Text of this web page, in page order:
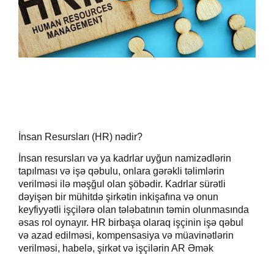
İnsan Resursları (HR) nədir?
İnsan resursları və ya kadrlar uyğun namizədlərin
tapılması və işə qəbulu, onlara gərəkli təlim lərin
verilməsi ilə məşğul olan şöbədir. Kadrlar sürətli
dəyişən bir mühitdə şirkətin inkişafına və onun
keyfiyyətli işçilərə olan tələbatının təmin olunmasında
əsas rol oynayır. HR birbaşa olaraq işçinin işə qəbul
və azad edilməsi, kompensasiya və müavinətlərin
verilməsi, habelə, şirkət və işçilərin AR Əmək